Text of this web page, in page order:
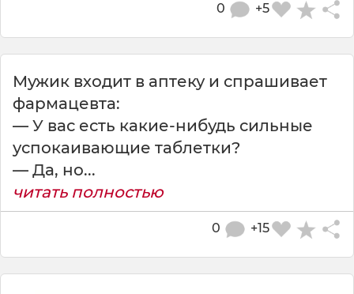
+5
0
Мужик входит в аптеку и спрашивает
фармацевта:
— У вас есть какие-нибудь сильные
успокаивающие таблетки?
— Да, но...
читать полностью
+15
0